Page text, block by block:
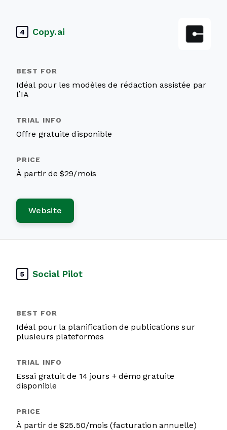
4 Copy.ai
Idéal pour les modèles de rédaction assistée par
l’IA
Offre gratuite disponible
À partir de $29/mois
Website
5 Social Pilot
Idéal pour la planification de publications sur
plusieurs plateformes
Essai gratuit de 14 jours + démo gratuite
disponible
À partir de $25.50/mois (facturation annuelle)